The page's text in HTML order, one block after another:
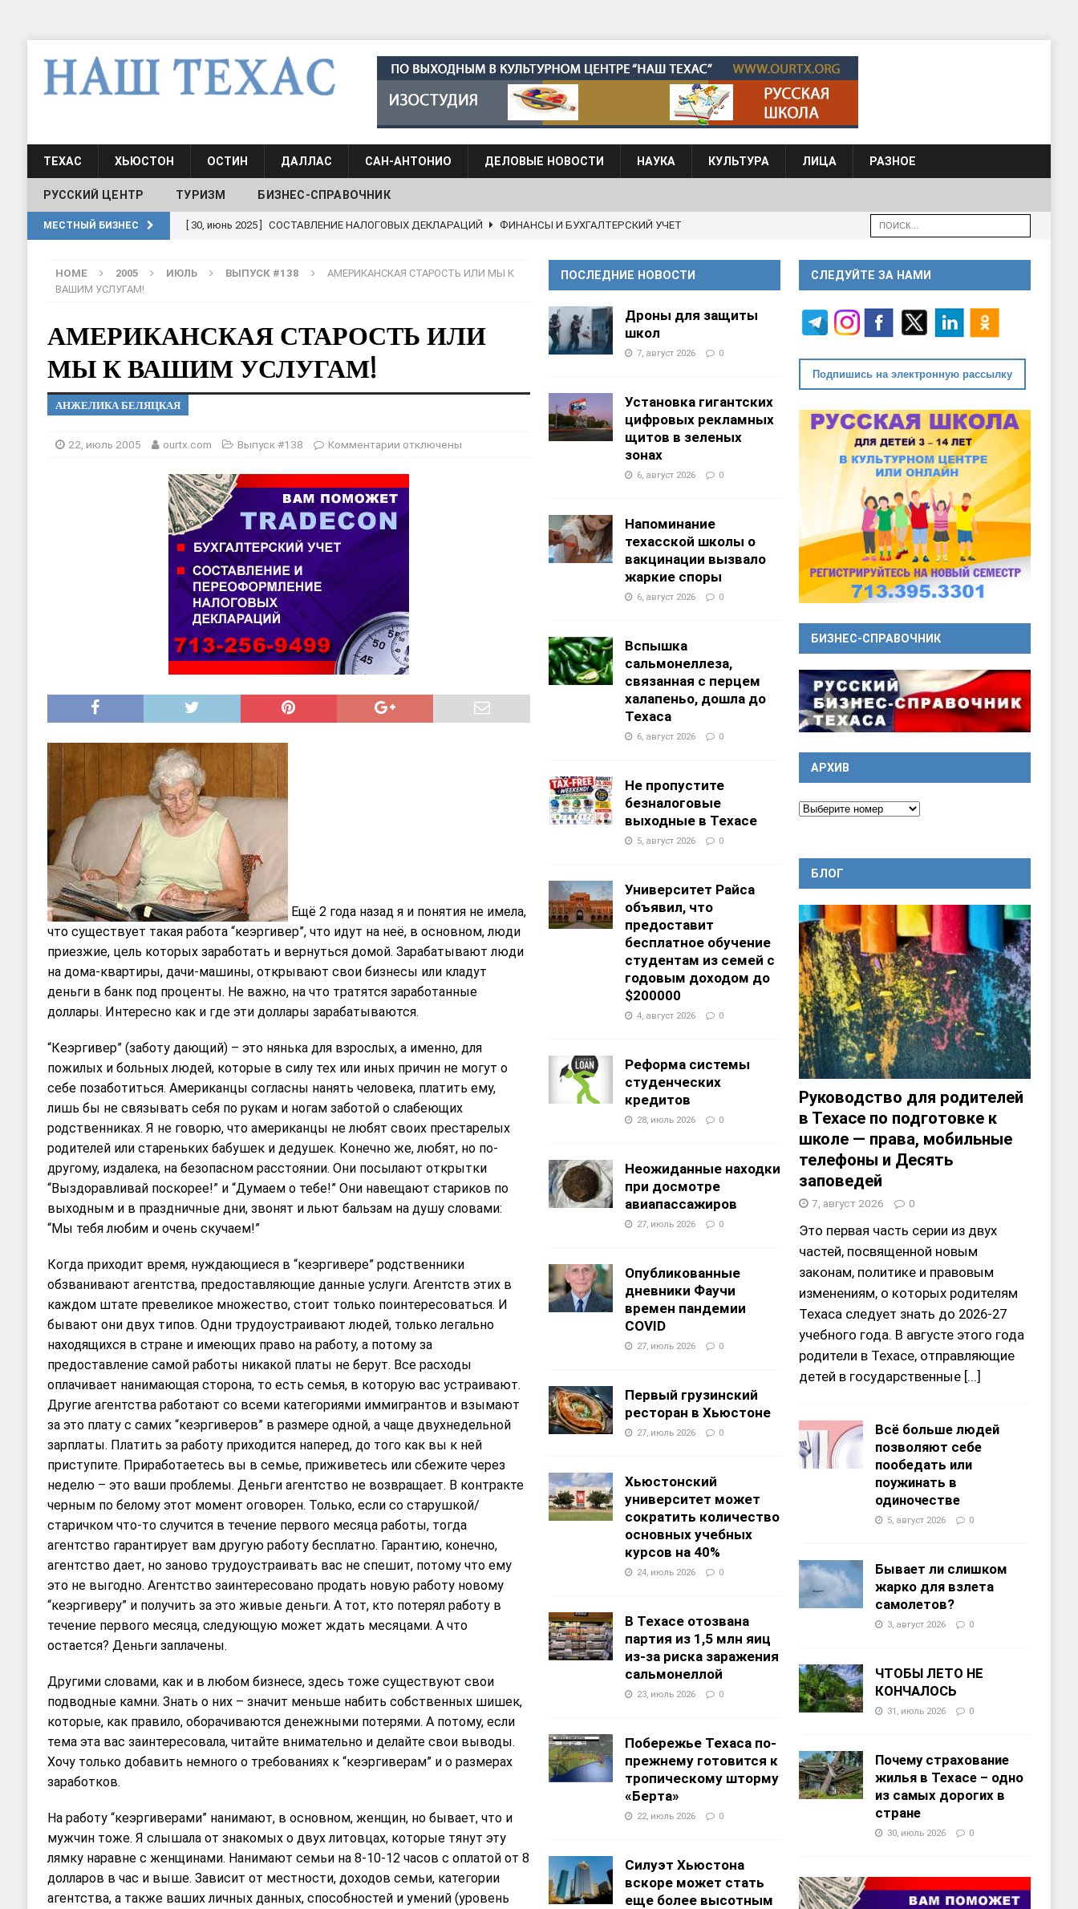
ТЕХАС ХЬЮСТОН ОСТИН ДАЛЛАС САН-АНТОНИО ДЕЛОВЫЕ НОВОСТИ НАУКА КУЛЬТУРА ЛИЦА РАЗНОЕ
РУССКИЙ ЦЕНТР ТУРИЗМ БИЗНЕС-СПРАВОЧНИК
МЕСТНЫЙ БИЗНЕС [ 30, июнь 2025 ] СОСТАВЛЕНИЕ НАЛОГОВЫХ ДЕКЛАРАЦИЙ ФИНАНСЫ И БУХГАЛТЕРСКИЙ УЧЕТ
ШКОЛЫ И ДЕТСКИЕ САДЫ
Школа русского языка при культурном центре “Наш Техас” ШКОЛЫ И
ДЕТСКИЕ САДЫ
[ 17, июнь 2026 ] Sophia Dance ТАНЦЕВАЛЬНЫЕ СТУДИИ
HOME 2005 ИЮЛЬ ВЫПУСК #138
АМЕРИКАНСКАЯ СТАРОСТЬ ИЛИ МЫ К
ВАШИМ УСЛУГАМ!
АМЕРИКАНСКАЯ СТАРОСТЬ ИЛИ
МЫ К ВАШИМ УСЛУГАМ!
АНЖЕЛИКА БЕЛЯЦКАЯ
22, июль 2005 ourtx.com Выпуск #138 Комментарии отключены
Ещё 2 года назад я и понятия не имела,
что существует такая работа “кеэргивер”, что идут на неё, в основном, люди
приезжие, цель которых заработать и вернуться домой. Зарабатывают люди
на дома-квартиры, дачи-машины, открывают свои бизнесы или кладут
деньги в банк под проценты. Не важно, на что тратятся заработанные
доллары. Интересно как и где эти доллары зарабатываются.
“Кеэргивер” (заботу дающий) – это нянька для взрослых, а именно, для
пожилых и больных людей, которые в силу тех или иных причин не могут о
себе позаботиться. Американцы согласны нанять человека, платить ему,
лишь бы не связывать себя по рукам и ногам заботой о слабеющих
родственниках. Я не говорю, что американцы не любят своих престарелых
родителей или стареньких бабушек и дедушек. Конечно же, любят, но по-
другому, издалека, на безопасном расстоянии. Они посылают открытки
“Выздоравливай поскорее!” и “Думаем о тебе!” Они навещают стариков по
выходным и в праздничные дни, звонят и льют бальзам на душу словами:
“Мы тебя любим и очень скучаем!”
Когда приходит время, нуждающиеся в “кеэргивере” родственники
обзванивают агентства, предоставляющие данные услуги. Агентств этих в
каждом штате превеликое множество, стоит только поинтересоваться. И
бывают они двух типов. Одни трудоустраивают людей, только легально
находящихся в стране и имеющих право на работу, а потому за
предоставление самой работы никакой платы не берут. Все расходы
оплачивает нанимающая сторона, то есть семья, в которую вас устраивают.
Другие агентства работают со всеми категориями иммигрантов и взымают
за это плату с самих “кеэргиверов” в размере одной, а чаще двухнедельной
зарплаты. Платить за работу приходится наперед, до того как вы к ней
приступите. Приработаетесь вы в семье, приживетесь или сбежите через
неделю – это ваши проблемы. Деньги агентство не возвращает. В контракте
черным по белому этот момент оговорен. Только, если со старушкой/
старичком что-то случится в течение первого месяца работы, тогда
агентство гарантирует вам другую работу бесплатно. Гарантию, конечно,
агентство дает, но заново трудоустраивать вас не спешит, потому что ему
это не выгодно. Агентство заинтересовано продать новую работу новому
“кеэргиверу” и получить за это живые деньги. А тот, кто потерял работу в
течение первого месяца, следующую может ждать месяцами. А что
остается? Деньги заплачены.
Другими словами, как и в любом бизнесе, здесь тоже существуют свои
подводные камни. Знать о них – значит меньше набить собственных шишек,
которые, как правило, оборачиваются денежными потерями. А потому, если
тема эта вас заинтересовала, читайте внимательно и делайте свои выводы.
Хочу только добавить немного о требованиях к “кеэргиверам” и о размерах
заработков.
На работу “кеэргиверами” нанимают, в основном, женщин, но бывает, что и
мужчин тоже. Я слышала от знакомых о двух литовцах, которые тянут эту
лямку наравне с женщинами. Нанимают семьи на 8-10-12 часов с оплатой от 8
долларов в час и выше. Зависит от местности, доходов семьи, категории
агентства, а также ваших личных данных, способностей и умений (уровень
ПОСЛЕДНИЕ НОВОСТИ
Дроны для защиты
школ
7, август 2026 0
Установка гигантских
цифровых рекламных
щитов в зеленых
зонах
6, август 2026 0
Напоминание
техасской школы о
вакцинации вызвало
жаркие споры
6, август 2026 0
Вспышка
сальмонеллеза,
связанная с перцем
халапеньо, дошла до
Техаса
6, август 2026 0
Не пропустите
безналоговые
выходные в Техасе
5, август 2026 0
Университет Райса
объявил, что
предоставит
бесплатное обучение
студентам из семей с
годовым доходом до
$200000
4, август 2026 0
Реформа системы
студенческих
кредитов
28, июль 2026 0
Неожиданные находки
при досмотре
авиапассажиров
27, июль 2026 0
Опубликованные
дневники Фаучи
времен пандемии
COVID
27, июль 2026 0
Первый грузинский
ресторан в Хьюстоне
27, июль 2026 0
Хьюстонский
университет может
сократить количество
основных учебных
курсов на 40%
24, июль 2026 0
В Техасе отозвана
партия из 1,5 млн яиц
из-за риска заражения
сальмонеллой
23, июль 2026 0
Побережье Техаса по-
прежнему готовится к
тропическому шторму
«Берта»
22, июль 2026 0
Силуэт Хьюстона
вскоре может стать
еще более высотным
СЛЕДУЙТЕ ЗА НАМИ
Подпишись на электронную рассылку
БИЗНЕС-СПРАВОЧНИК
АРХИВ
БЛОГ
Руководство для родителей
в Техасе по подготовке к
школе — права, мобильные
телефоны и Десять
заповедей
7, август 2026 0
Это первая часть серии из двух
частей, посвященной новым
законам, политике и правовым
изменениям, о которых родителям
Техаса следует знать до 2026-27
учебного года. В августе этого года
родители в Техасе, отправляющие
детей в государственные [...]
Всё больше людей
позволяют себе
пообедать или
поужинать в
одиночестве
5, август 2026 0
Бывает ли слишком
жарко для взлета
самолетов?
3, август 2026 0
ЧТОБЫ ЛЕТО НЕ
КОНЧАЛОСЬ
31, июль 2026 0
Почему страхование
жилья в Техасе – одно
из самых дорогих в
стране
30, июль 2026 0